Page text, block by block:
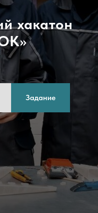
хакатон
Задание